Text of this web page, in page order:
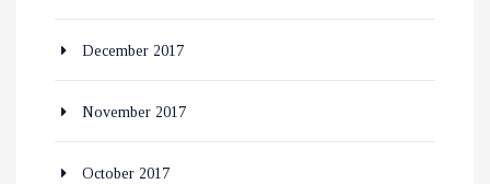
December 2017
November 2017
October 2017